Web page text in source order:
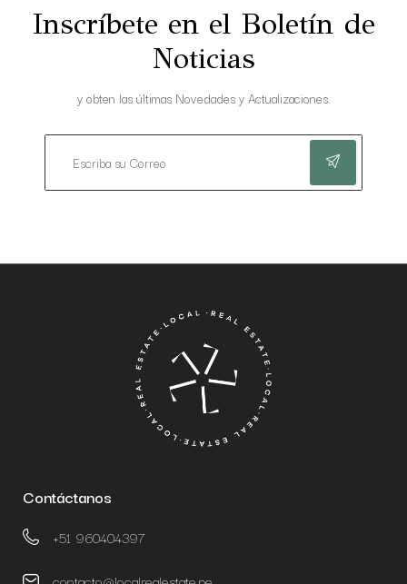
Inscríbete en el Boletín de
Noticias
y obten las últimas Novedades y Actualizaciones.
Contáctanos
+51 960404397